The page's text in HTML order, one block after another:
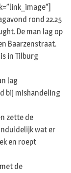
rond 22.25
De man lag op
Baarzenstraat.
in Tilburg
lag
bij mishandeling
zette de
wat er
en roept
de